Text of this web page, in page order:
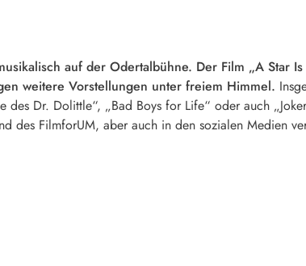
auf der Odertalbühne. Der Film „A Star
weitere Vorstellungen unter freiem Himmel.
Dr. Dolittle“, „Bad Boys for Life“ oder auch
des FilmforUM, aber auch in den sozialen Medien